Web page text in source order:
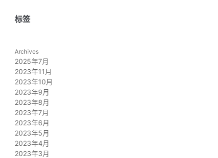
标签
Archives
2025年7月
2023年11月
2023年10月
2023年9月
2023年8月
2023年7月
2023年6月
2023年5月
2023年4月
2023年3月